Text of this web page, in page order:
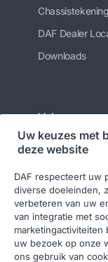
DAF Dealer
Downloads
Volg ons
© 2026
Uw keuzes met
deze website
DAF respecteert uw
diverse doeleinden,
verbeteren van uw
van integratie met
uw bezoek op onze
ons gebruik van